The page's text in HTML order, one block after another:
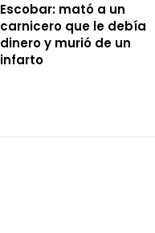
Escobar: mató a un
carnicero que le debía
dinero y murió de un
infarto